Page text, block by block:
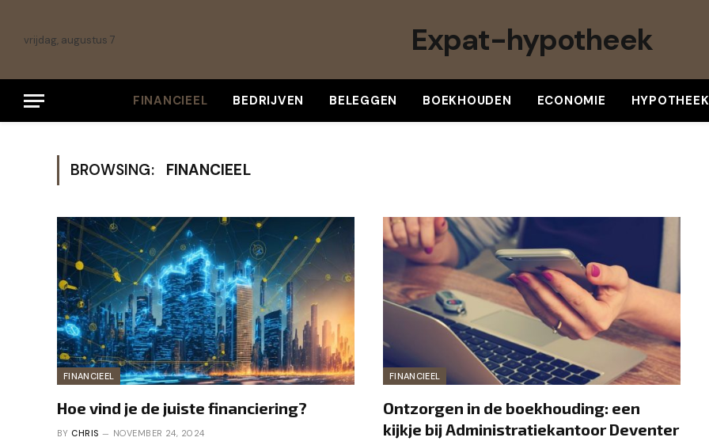
vrijdag, augustus 7 Expat-hypotheek
FINANCIEEL BEDRIJVEN BELEGGEN BOEKHOUDEN ECONOMIE HYPOTHEEK
BROWSING: FINANCIEEL
FINANCIEEL
Hoe vind je de juiste financiering?
BY CHRIS NOVEMBER 24, 2024
FINANCIEEL
Ontzorgen in de boekhouding: een
kijkje bij Administratiekantoor Deventer